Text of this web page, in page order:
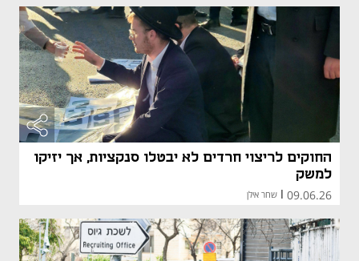
החוקים לריצוי חרדים לא יבטלו סנקציות, אך יזיקו
למשק
09.06.26 שחר אילן